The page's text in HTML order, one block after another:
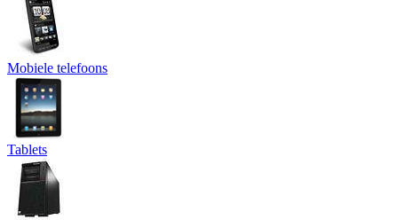
Mobiele telefoons
Tablets